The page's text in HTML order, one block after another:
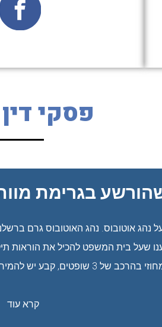
פסקי
בגרימת
אוטובוס. נהג האוטובוס גרם
יש להמיר את עונש המאסר בפועל בעבודות שירות.
קרא עוד